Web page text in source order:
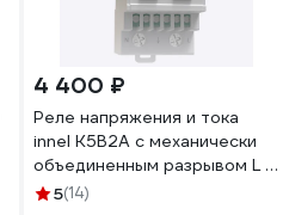
4 400 ₽
Реле напряжения и тока
innel K5B2A с механически
объединенным разрывом L и
N 32А K5B2A-32
5(14)